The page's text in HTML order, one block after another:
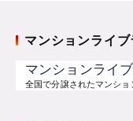
マンションライ
マンションライ
全国で分譲されたマンショ